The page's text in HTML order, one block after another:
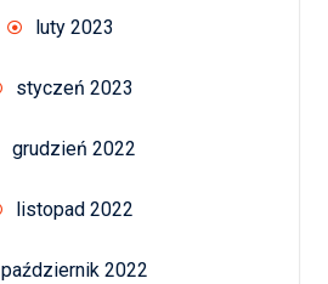
luty 2023
styczeń 2023
grudzień 2022
listopad 2022
październik 2022